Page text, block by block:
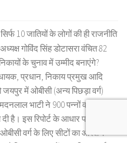
10 जातियों के लोगों की ही राजनीति
गोविंद सिंह डोटासरा वंचित 82
के चुनाव में उम्मीद बनाएंगे?
प्रधान, निकाय प्रमुख आदि
में ओबीसी (अन्य पिछड़ा वर्ग)
भाटी ने 900 पन्नों वाली आयोग
है। इस रिपोर्ट के आधार पर ही
वर्ग के लिए सीटों का आरक्षण